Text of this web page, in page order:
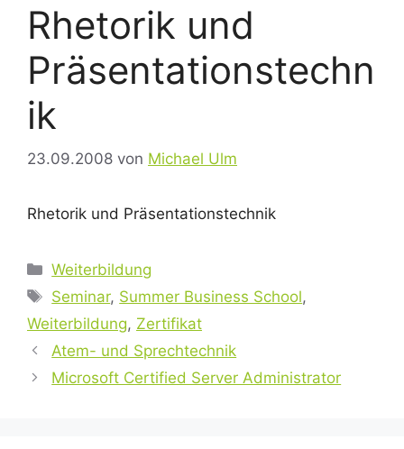
Rhetorik und
Präsentationstechn
ik
23.09.2008 von Michael Ulm
Rhetorik und Präsentationstechnik
Kategorien
Weiterbildung
Schlagwörter
Seminar, Summer Business School,
Weiterbildung, Zertifikat
Atem- und Sprechtechnik
Microsoft Certified Server Administrator